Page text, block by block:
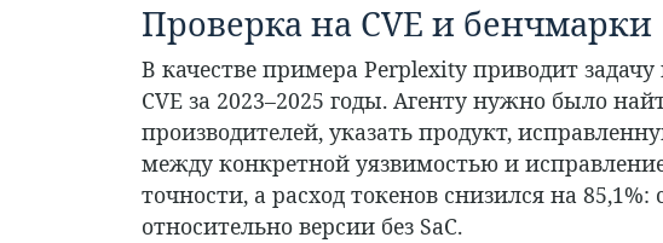
Проверка на CVE и бенчмарки
В качестве примера Perplexity приводит
CVE за 2023–2025 годы. Агенту нужно было
производителей, указать продукт,
между конкретной уязвимостью и
точности, а расход токенов снизился на 85,1%:
относительно версии без SaC.